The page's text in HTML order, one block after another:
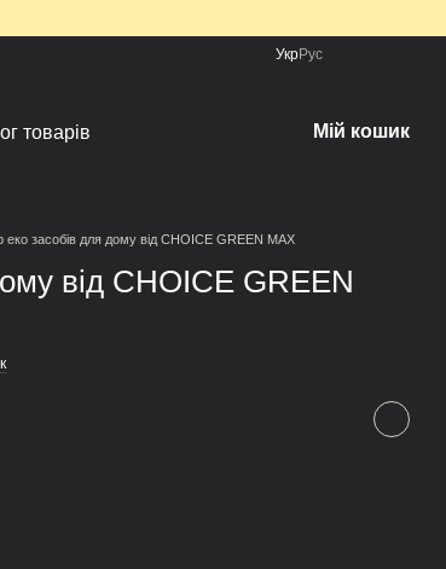
УкрРус
товарів Мій кошик
еко засобів для дому від CHOICE GREEN MAX
від CHOICE GREEN